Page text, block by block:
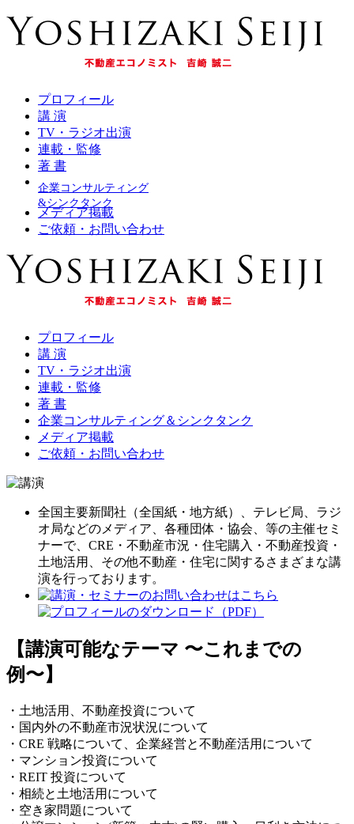
プロフィール
講 演
TV・ラジオ出演
連載・監修
著 書
企業コンサルティング
&シンクタンク
メディア掲載
ご依頼・お問い合わせ
プロフィール
講 演
TV・ラジオ出演
連載・監修
著 書
企業コンサルティング＆シンクタンク
メディア掲載
ご依頼・お問い合わせ
全国主要新聞社（全国紙・地方紙）、テレビ局、ラジ
オ局などのメディア、各種団体・協会、等の主催セミ
ナーで、CRE・不動産市況・住宅購入・不動産投資・
土地活用、その他不動産・住宅に関するさまざまな講
演を行っております。
【講演可能なテーマ 〜これまでの
例〜】
・土地活用、不動産投資について
・国内外の不動産市況状況について
・CRE 戦略について、企業経営と不動産活用について
・マンション投資について
・REIT 投資について
・相続と土地活用について
・空き家問題について